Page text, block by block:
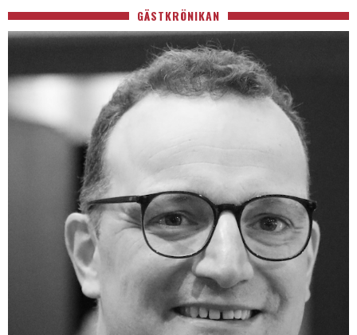
GÄSTKRÖNIKAN